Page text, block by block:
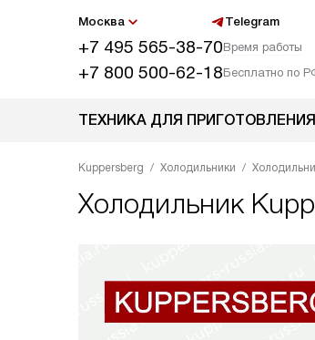
Москва Telegram
+7 495 565-38-70Время работы
+7 800 500-62-18Бесплатно по
ТЕХНИКА ДЛЯ ПРИГОТОВЛЕНИЯ
Kuppersberg Холодильники
Холодильник